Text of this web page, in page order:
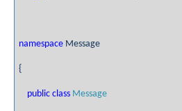
namespaceMessage
{
public class Message